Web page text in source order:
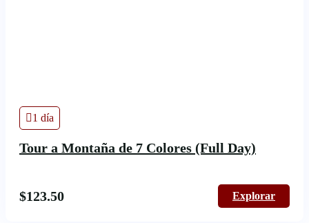
1 día
Tour a Montaña de 7 Colores (Full Day)
$123.50 Explorar